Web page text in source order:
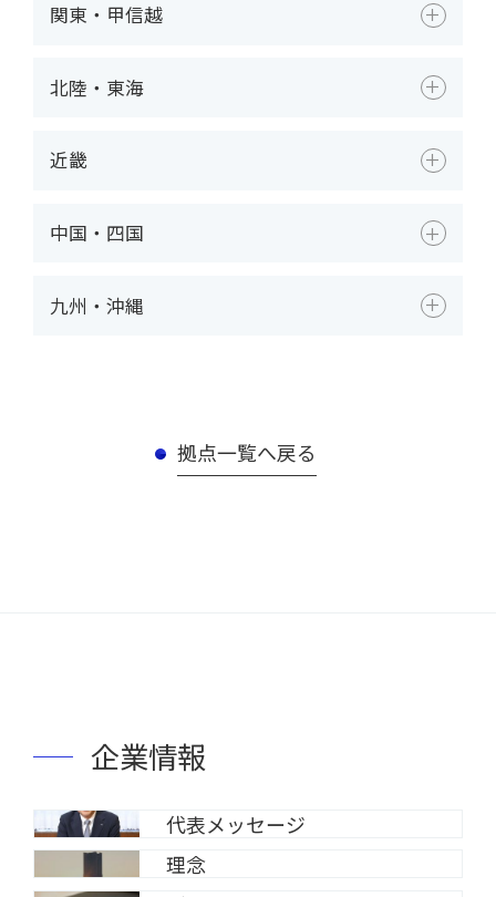
関東・甲信越
北陸・東海
近畿
中国・四国
九州・沖縄
拠点一覧へ戻る
企業情報
代表メッセージ
理念